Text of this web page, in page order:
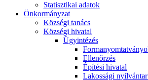
Statisztikai adatok
Önkormányzat
Községi tanács
Községi hivatal
Ügyintézés
Ellenőrzés
Építési hivatal
Lakossági